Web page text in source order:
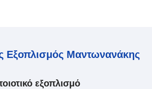
Εξοπλισμός Μαντωνανάκης
εξοπλισμό